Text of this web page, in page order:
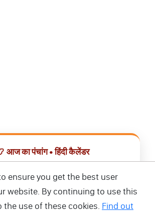
आज का पंचांग • हिंदी कैलेंडर
📅 हिंदी कैलेंडर ऐप डाउनलोड करें
ensure you get the best user
website. By continuing to use this
the use of these cookies. Find out